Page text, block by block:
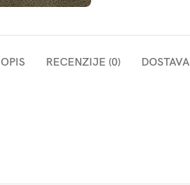
OPIS RECENZIJE (0) DOSTAVA